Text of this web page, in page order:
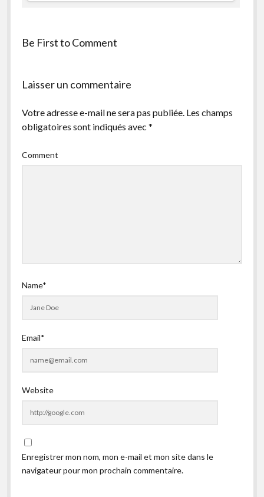
Be First to Comment
Laisser un commentaire
Votre adresse e-mail ne sera pas publiée. Les champs
obligatoires sont indiqués avec *
Comment
Name*
Email*
Website
Enregistrer mon nom, mon e-mail et mon site dans le
navigateur pour mon prochain commentaire.